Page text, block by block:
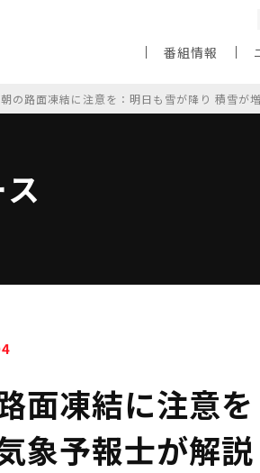
番組情報
朝の路面凍結に注意を：明日も雪が降り 積雪が
面凍結に注意
象予報士が解説